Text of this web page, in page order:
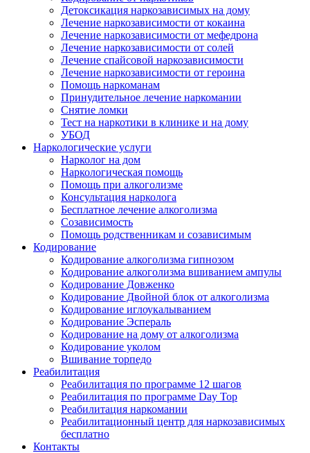
Детоксикация наркозависимых на дому
Лечение наркозависимости от кокаина
Лечение наркозависимости от мефедрона
Лечение наркозависимости от солей
Лечение спайсовой наркозависимости
Лечение наркозависимости от героина
Помощь наркоманам
Принудительное лечение наркомании
Снятие ломки
Тест на наркотики в клинике и на дому
УБОД
Наркологические услуги
Нарколог на дом
Наркологическая помощь
Помощь при алкоголизме
Консультация нарколога
Бесплатное лечение алкоголизма
Созависимость
Помощь родственникам и созависимым
Кодирование
Кодирование алкоголизма гипнозом
Кодирование алкоголизма вшиванием ампулы
Кодирование Довженко
Кодирование Двойной блок от алкоголизма
Кодирование иглоукалыванием
Кодирование Эспераль
Кодирование на дому от алкоголизма
Кодирование уколом
Вшивание торпедо
Реабилитация
Реабилитация по программе 12 шагов
Реабилитация по программе Day Top
Реабилитация наркомании
Реабилитационный центр для наркозависимых
бесплатно
Контакты